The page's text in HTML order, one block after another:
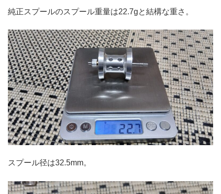
純正スプールのスプール重量は22.7gと結構な重さ。
スプール径は32.5mm。